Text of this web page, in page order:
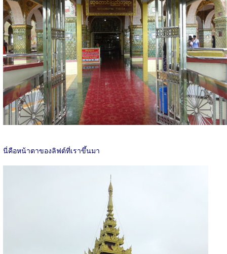
นี่คือหน้าตาของลิฟต์ที่เราขึ้นมา